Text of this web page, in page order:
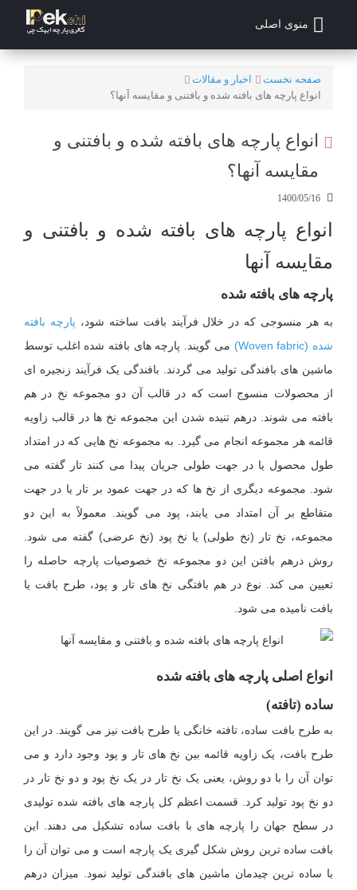
منوی اصلی
صفحه نخست
اخبار و مقالات
انواع پارچه های بافته شده و بافتنی و مقایسه آنها؟
انواع پارچه های بافته شده و بافتنی و
مقایسه آنها؟
1400/05/16
انواع پارچه های بافته شده و بافتنی و
مقایسه آنها
پارچه های بافته شده
به هر منسوجی که در خلال فرآیند بافت ساخته شود، پارچه بافته
شده (Woven fabric)
می گویند. پارچه های بافته شده اغلب توسط
ماشین های بافندگی تولید می گردند. بافندگی یک فرآیند زنجیره ای
از محصولات منسوج است که در قالب آن دو مجموعه نخ در هم
بافته می شوند. درهم تنیده شدن این مجموعه نخ ها در قالب زاویه
قائمه هر مجموعه انجام می گیرد. به مجموعه نخ هایی که در امتداد
طول محصول یا در جهت طولی جریان پیدا می کنند تار گفته می
شود. مجموعه دیگری از نخ ها که در جهت عمود بر تار یا در جهت
متقاطع بر آن امتداد می یابند، پود می گویند. معمولاً به این دو
مجموعه، نخ تار (نخ طولی) یا نخ پود (نخ عرضی) گفته می شود.
روش درهم بافتن این دو مجموعه نخ خصوصیات پارچه حاصله را
تعیین می کند. نوع در هم بافتگی نخ های تار و پود، طرح بافت یا
بافت نامیده می شود.
انواع اصلی پارچه های بافته شده
ساده (تافته)
به طرح بافت ساده، تافته خانگی یا طرح بافت نیز می گویند. در این
طرح بافت، یک زاویه قائمه بین نخ های تار و پود وجود دارد و می
توان آن را با دو روش، یعنی یک نخ تار در یک نخ پود و دو نخ تار در
دو نخ پود تولید کرد. قسمت اعظم کل پارچه های بافته شده تولیدی
در سطح جهان را پارچه های با بافت ساده تشکیل می دهند. این
بافت ساده ترین روش شکل گیری یک پارچه است و می توان آن را
با ساده ترین چیدمان ماشین های بافندگی تولید نمود. میزان درهم